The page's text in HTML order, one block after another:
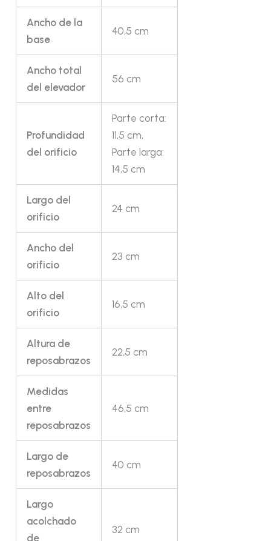
Ancho de la
base
40,5 cm
Ancho total
del elevador
56 cm
Profundidad
del orificio
Parte corta:
11,5 cm,
Parte larga:
14,5 cm
Largo del
orificio
24 cm
Ancho del
orificio
23 cm
Alto del
orificio
16,5 cm
Altura de
reposabrazos
22,5 cm
Medidas
entre
reposabrazos
46,5 cm
Largo de
reposabrazos
40 cm
Largo
acolchado
de
32 cm